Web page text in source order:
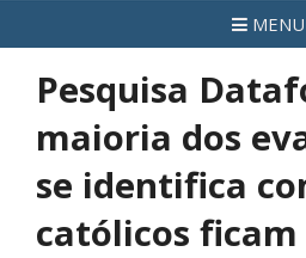
MENU
Pesquisa
maioria dos
se identifica
católicos